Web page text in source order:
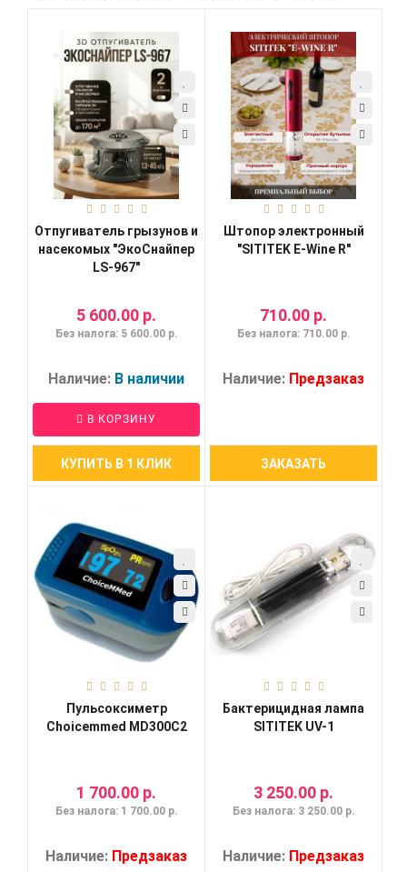
Отпугиватель грызунов и
насекомых "ЭкоСнайпер
LS-967"
5 600.00 р.
Без налога: 5 600.00 р.
Наличие: В наличии
В КОРЗИНУ
КУПИТЬ В 1 КЛИК
Штопор электронный
"SITITEK E-Wine R"
710.00 р.
Без налога: 710.00 р.
Наличие: Предзаказ
ЗАКАЗАТЬ
Пульсоксиметр
Choicemmed MD300C2
1 700.00 р.
Без налога: 1 700.00 р.
Наличие: Предзаказ
Бактерицидная лампа
SITITEK UV-1
3 250.00 р.
Без налога: 3 250.00 р.
Наличие: Предзаказ